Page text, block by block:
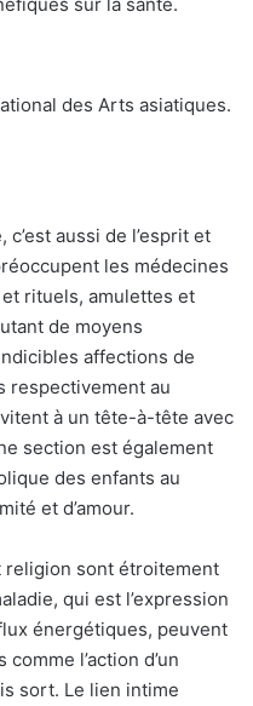
des Arts asiatiques.
aussi de l’esprit et
les médecines
rituels, amulettes et
de moyens
affections de
respectivement au
à un tête-à-tête avec
section est également
des enfants au
et d’amour.
religion sont étroitement
qui est l’expression
énergétiques, peuvent
l’action d’un
sort. Le lien intime